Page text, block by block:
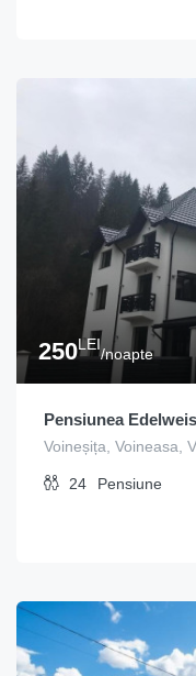
250LEI
/noapte
Pensiunea
Voineșița, Voineasa,
24 Pensiune